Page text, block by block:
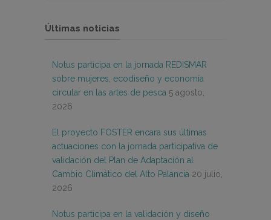
Últimas noticias
Notus participa en la jornada REDISMAR
sobre mujeres, ecodiseño y economía
circular en las artes de pesca 5 agosto,
2026
El proyecto FOSTER encara sus últimas
actuaciones con la jornada participativa de
validación del Plan de Adaptación al
Cambio Climático del Alto Palancia 20 julio,
2026
Notus participa en la validación y diseño